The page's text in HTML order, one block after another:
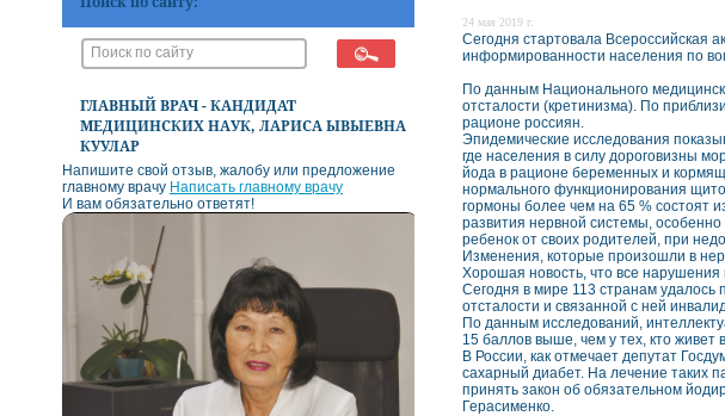
ГЛАВНЫЙ ВРАЧ - КАНДИДАТ
МЕДИЦИНСКИХ НАУК, ЛАРИСА ЫВЫЕВНА
КУУЛАР
Напишите свой отзыв, жалобу или предложение
главному врачу Написать главному врачу
И вам обязательно ответят!
24 мая 2019 г.
Сегодня стартовала Всероссийская
информированности населения по
По данным Национального
отсталости (кретинизма). По
рационе россиян.
Эпидемические исследования
где населения в силу дороговизны
йода в рационе беременных и
нормального функционирования
гормоны более чем на 65 % состоят
развития нервной системы,
ребенок от своих родителей, при
Изменения, которые произошли в
Хорошая новость, что все
Сегодня в мире 113 странам удалось
отсталости и связанной с ней
По данным исследований,
15 баллов выше, чем у тех, кто живет
В России, как отмечает депутат
сахарный диабет. На лечение таких
принять закон об обязательном
Герасименко.